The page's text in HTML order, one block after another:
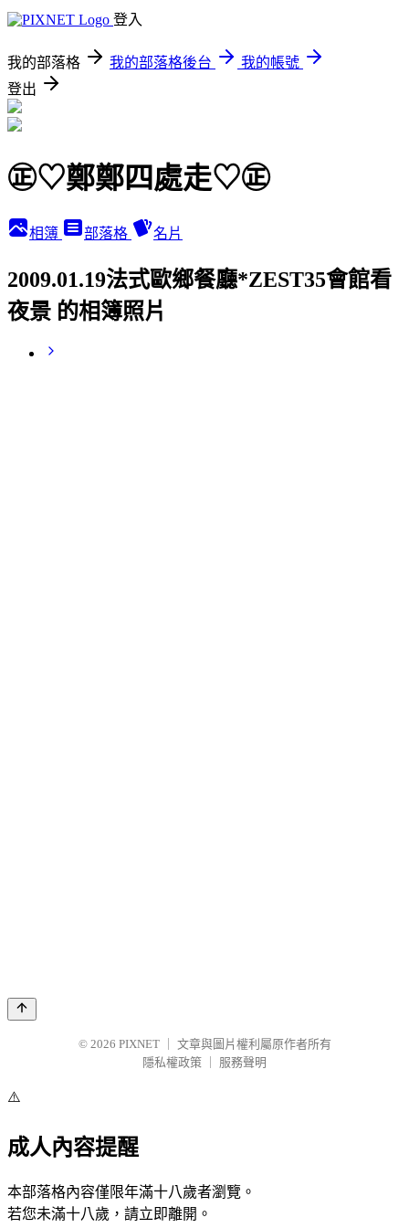
登入
我的部落格 我的部落格後台
我的帳號
登出
㊣♡鄭鄭四處走♡㊣
相簿 部落格 名片
2009.01.19法式歐鄉餐廳*ZEST35會館看
夜景 的相簿照片
© 2026 PIXNET
文章與圖片權利屬原作者所有
隱私權政策
服務聲明
⚠️
成人內容提醒
本部落格內容僅限年滿十八歲者瀏覽。
若您未滿十八歲，請立即離開。